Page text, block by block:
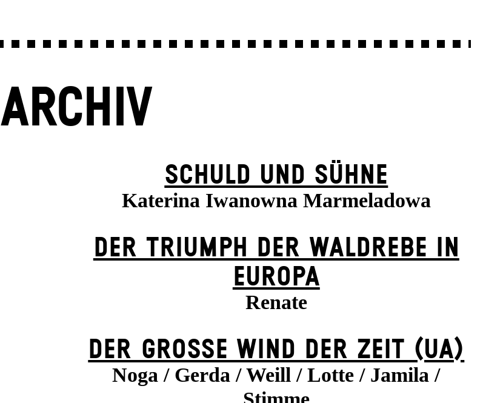
ARCHIV
SCHULD UND SÜHNE
Katerina Iwanowna Marmeladowa
DER TRIUMPH DER WALDREBE IN
EUROPA
Renate
DER GROSSE WIND DER ZEIT (UA)
Noga / Gerda / Weill / Lotte / Jamila /